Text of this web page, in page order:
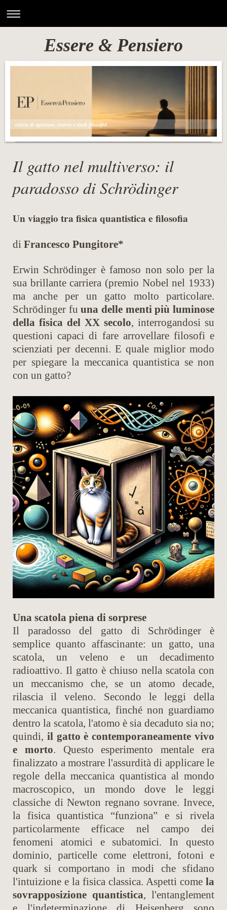
Essere & Pensiero
rivista di opinione, ricerca e studi filosofici
Il gatto nel multiverso: il
paradosso di Schrödinger
Un viaggio tra fisica quantistica e filosofia
di Francesco Pungitore*
Erwin Schrödinger è famoso non solo per la
sua brillante carriera (premio Nobel nel 1933)
ma anche per un gatto molto particolare.
Schrödinger fuuna delle menti più luminose
della fisica del XX secolo, interrogandosi su
questioni capaci di fare arrovellare filosofi e
scienziati per decenni. E quale miglior modo
per spiegare la meccanica quantistica se non
con un gatto?
Una scatola piena di sorprese
Il paradosso del gatto di Schrödinger è
semplice quanto affascinante: un gatto, una
scatola, un veleno e un decadimento
radioattivo. Il gatto è chiuso nella scatola con
un meccanismo che, se un atomo decade,
rilascia il veleno. Secondo le leggi della
meccanica quantistica, finché non guardiamo
dentro la scatola, l'atomo è sia decaduto sia no;
quindi, il gatto è contemporaneamente vivo
e morto. Questo esperimento mentale era
finalizzato a mostrare l'assurdità di applicare le
regole della meccanica quantistica al mondo
macroscopico, un mondo dove le leggi
classiche di Newton regnano sovrane. Invece,
la fisica quantistica “funziona” e si rivela
particolarmente efficace nel campo dei
fenomeni atomici e subatomici. In questo
dominio, particelle come elettroni, fotoni e
quark si comportano in modi che sfidano
l'intuizione e la fisica classica. Aspetti come la
sovrapposizione quantistica, l'entanglement